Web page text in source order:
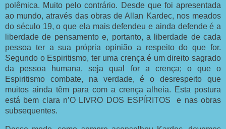
polêmica. Muito pelo contrário. Desde que foi apresentada
ao mundo, através das obras de Allan Kardec, nos meados
do século 19, o que ela mais defendeu e ainda defende é a
liberdade de pensamento e, portanto, a liberdade de cada
pessoa ter a sua própria opinião a respeito do que for.
Segundo o Espiritismo, ter uma crença é um direito sagrado
da pessoa humana, seja qual for a crença; o que o
Espiritismo combate, na verdade, é o desrespeito que
muitos ainda têm para com a crença alheia. Esta postura
está bem clara n’O LIVRO DOS ESPÍRITOS e nas obras
subsequentes.